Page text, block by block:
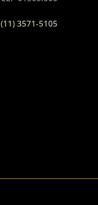
(11) 3571-5105